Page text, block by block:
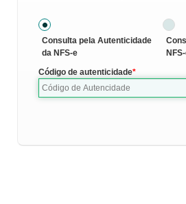
Consulta pela Autenticidade
da NFS-e
Código de autenticidade